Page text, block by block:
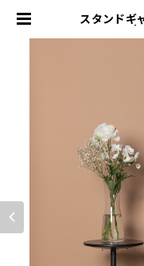
スタンドギ